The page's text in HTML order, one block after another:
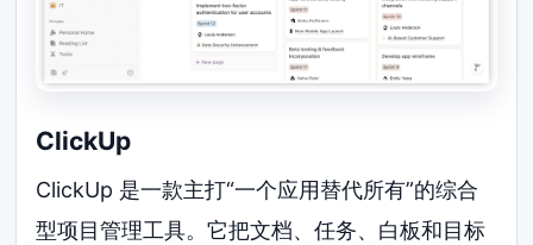
ClickUp
ClickUp 是一款主打“一个应用替代所有”的综合
型项目管理工具。它把文档、任务、白板和目标